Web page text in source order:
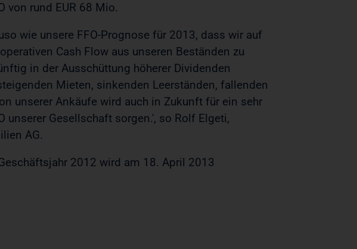
von rund EUR 68 Mio.
wie unsere FFO-Prognose für 2013, dass wir auf
Cash Flow aus unseren Beständen zu
in der Ausschüttung höherer Dividenden
Mieten, sinkenden Leerständen, fallenden
unserer Ankäufe wird auch in Zukunft für ein sehr
unserer Gesellschaft sorgen.', so Rolf Elgeti,
AG.
2012 wird am 18. April 2013